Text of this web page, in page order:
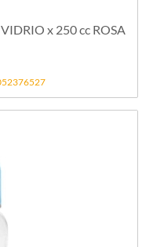
x 250 cc ROSA